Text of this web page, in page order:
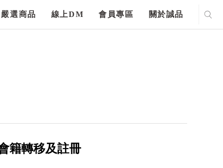
嚴選商品 線上DM 會員專區 關於誠品
籍轉移及註冊